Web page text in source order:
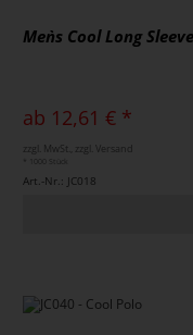
Men`s Cool Long
ab 12,61 € *
zzgl. MwSt., zzgl. Versand
Art.-Nr.: JC018